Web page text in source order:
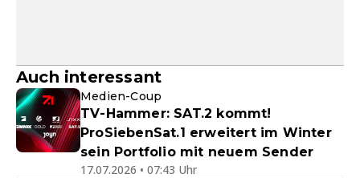
Auch interessant
Medien-Coup
TV-Hammer: SAT.2 kommt!
ProSiebenSat.1 erweitert im Winter
sein Portfolio mit neuem Sender
17.07.2026 • 07:43 Uhr